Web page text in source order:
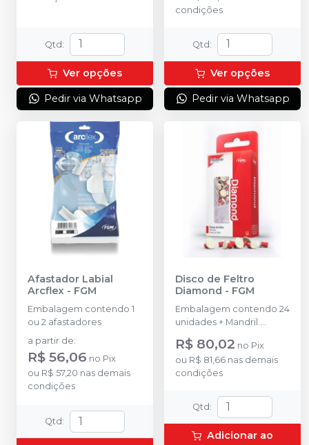
Qtd :
Ver opções
Pedir via Whatsapp
condições
Qtd :
Ver opções
Pedir via Whatsapp
Afastador Labial
Arcflex - FGM
Embalagem contendo 1
ou 2 afastadores
a partir de:
R$ 56,06 no Pix
ou R$ 57,20 nas demais
condições
Qtd :
Disco de Feltro
Diamond - FGM
Embalagem contendo 24
unidades + Mandril.
R$ 80,02 no Pix
ou R$ 81,66 nas demais
condições
Qtd :
Adicionar ao